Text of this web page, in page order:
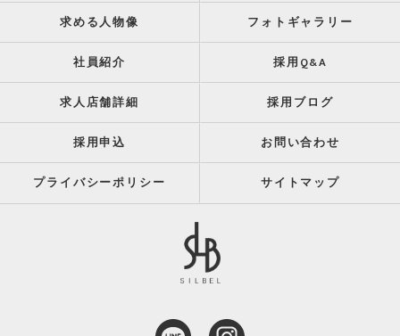
求める人物像 フォトギャラリー
社員紹介 採用Q&A
求人店舗詳細 採用ブログ
採用申込 お問い合わせ
プライバシーポリシー サイトマップ